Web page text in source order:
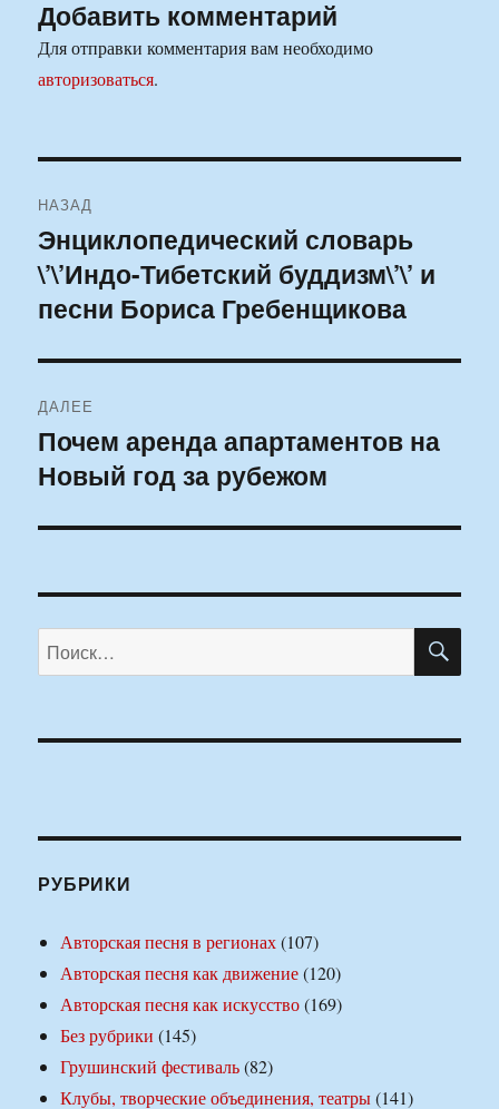
Добавить комментарий
Для отправки комментария вам необходимо
авторизоваться.
по
записям
НАЗАД
Предыдущая
запись:
Энциклопедический словарь
\’\’Индо-Тибетский буддизм\’\’ и
песни Бориса Гребенщикова
ДАЛЕЕ
Следующая
запись:
Почем аренда апартаментов на
Новый год за рубежом
Искать:
РУБРИКИ
Авторская песня в регионах(107)
Авторская песня как движение(120)
Авторская песня как искусство(169)
Без рубрики (145)
Грушинский фестиваль(82)
Клубы, творческие объединения, театры(141)